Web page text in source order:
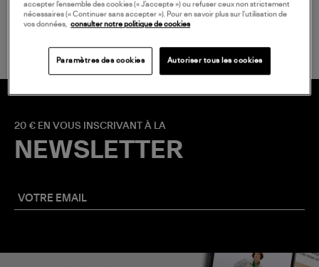
LIVRAISON GRATUITE
à partir de 150 € d'achat*
20 € EN VOUS INSCRIVANT À LA
NEWSLETTER
accepter l’ensemble des cookies (« J’accepte ») ou refuser ceux non strictement
nécessaires (« Continuer sans accepter »). Pour en savoir plus sur l’utilisation de
vos données, consulter notre politique de cookies
Paramètres des cookies Autoriser tous les cookies